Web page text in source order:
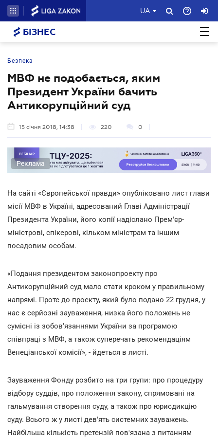
UA
БІЗНЕС
Безпека
МВФ не подобається, яким
Президент України бачить
Антикорупційний суд
15 січня 2018, 14:38 220 0
Реклама
На сайті «Європейської правди» опубліковано лист глави
місії МВФ в Україні, адресований Главі Адміністрації
Президента України, його копії надіслано Прем'єр-
міністрові, спікерові, кільком міністрам та іншим
посадовим особам.
«Подання президентом законопроекту про
Антикорупційний суд мало стати кроком у правильному
напрямі. Проте до проекту, який було подано 22 грудня, у
нас є серйозні зауваження, низка його положень не
сумісні із зобов'язаннями України за програмою
співпраці з МВФ, а також суперечать рекомендаціям
Венеціанської комісії», - йдеться в листі.
Зауваження Фонду розбито на три групи: про процедуру
відбору суддів, про положення закону, спрямовані на
гальмування створення суду, а також про юрисдикцію
суду. Всього ж у листі дев'ять системних зауважень.
Найбільша кількість претензій пов'язана з питанням